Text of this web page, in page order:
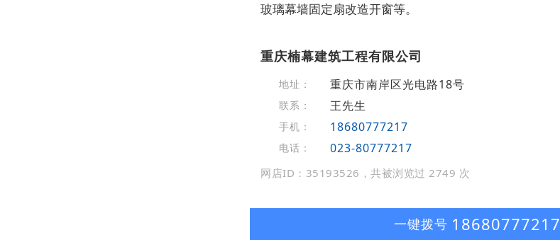
玻璃幕墙固定扇改造开窗等。
重庆楠幕建筑工程有限公司
地址： 重庆市南岸区光电路18号
联系： 王先生
手机： 18680777217
电话： 023-80777217
网店ID：35193526，共被浏览过 2749 次
一键拨号 18680777217